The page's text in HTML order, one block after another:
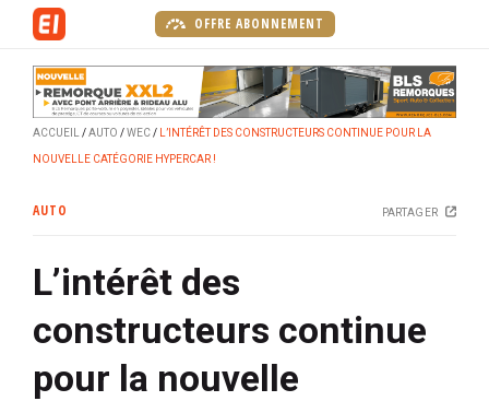
OFFRE ABONNEMENT
ACCUEIL AUTO WEC L’INTÉRÊT DES CONSTRUCTEURS CONTINUE POUR LA
NOUVELLE CATÉGORIE HYPERCAR !
AUTO PARTAGER
L’intérêt des
constructeurs continue
pour la nouvelle